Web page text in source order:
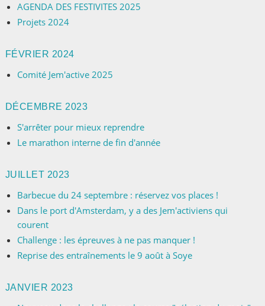
AGENDA DES FESTIVITES 2025
Projets 2024
FÉVRIER 2024
Comité Jem'active 2025
DÉCEMBRE 2023
S'arrêter pour mieux reprendre
Le marathon interne de fin d'année
JUILLET 2023
Barbecue du 24 septembre : réservez vos places !
Dans le port d'Amsterdam, y a des Jem'activiens qui
courent
Challenge : les épreuves à ne pas manquer !
Reprise des entraînements le 9 août à Soye
JANVIER 2023